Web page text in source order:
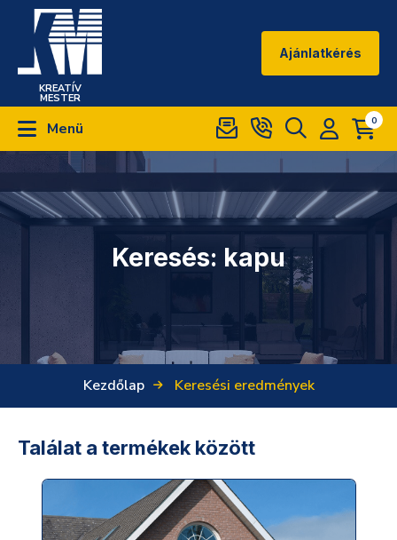
KREATÍV
MESTER
Ajánlatkérés
Menü 0
Keresés: kapu
Kezdőlap Keresési eredmények
Találat a termékek között